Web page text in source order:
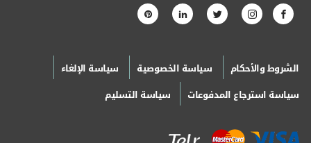
الشروط والأحكام سياسة الخصوصية
سياسة الإلغاء
سياسة استرجاع المدفوعات
سياسة التسليم